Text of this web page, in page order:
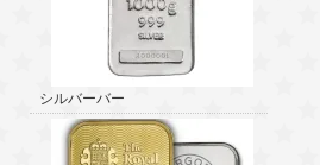
シルバーバー